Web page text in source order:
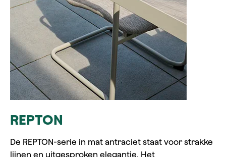
REPTON
De REPTON‑serie in mat antraciet staat voor strakke
lijnen en uitgesproken elegantie. Het